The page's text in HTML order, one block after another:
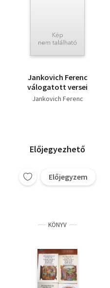
Jankovich Ferenc
válogatott versei
Jankovich Ferenc
Előjegyezhető
Előjegyzem
KÖNYV